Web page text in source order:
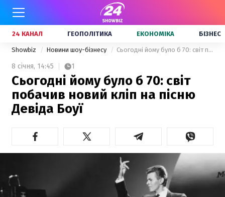
24 КАНАЛ ГЕОПОЛІТИКА ЕКОНОМІКА БІЗНЕС
Showbiz Новини шоу-бізнесу Сьогодні йому було б 70: світ побачив новий кліп на пісню Девіда Боуї
8 січня, 14:45 1
Сьогодні йому було б 70: світ
побачив новий кліп на пісню
Девіда Боуї